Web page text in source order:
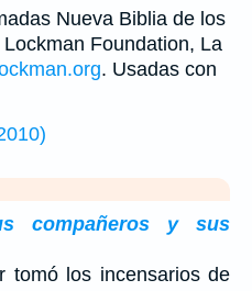
Nueva Biblia de los
Foundation, La
. Usadas con
compañeros y sus
tomó los incensarios de